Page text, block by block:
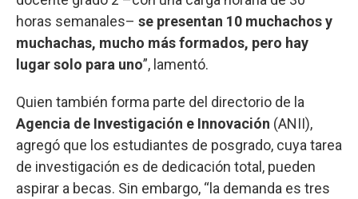
horas semanales– se presentan 10 muchachos y
muchachas, mucho más formados, pero hay
lugar solo para uno”, lamentó.
Quien también forma parte del directorio de la
Agencia de Investigación e Innovación (ANII),
agregó que los estudiantes de posgrado, cuya tarea
de investigación es de dedicación total, pueden
aspirar a becas. Sin embargo, “la demanda es tres